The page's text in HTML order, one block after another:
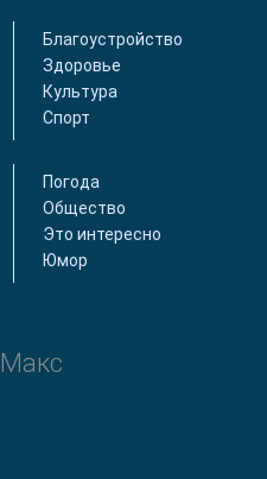
Благоустройство
Здоровье
Культура
Спорт
Погода
Общество
Это интересно
Юмор
Макс